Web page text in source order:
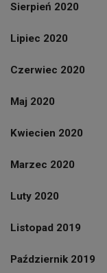
Sierpień 2020
Lipiec 2020
Czerwiec 2020
Maj 2020
Kwiecien 2020
Marzec 2020
Luty 2020
Listopad 2019
Październik 2019